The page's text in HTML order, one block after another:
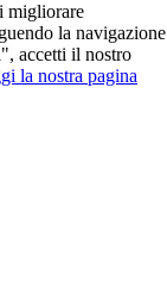
migliorare
la navigazione
accetti il nostro
la nostra pagina